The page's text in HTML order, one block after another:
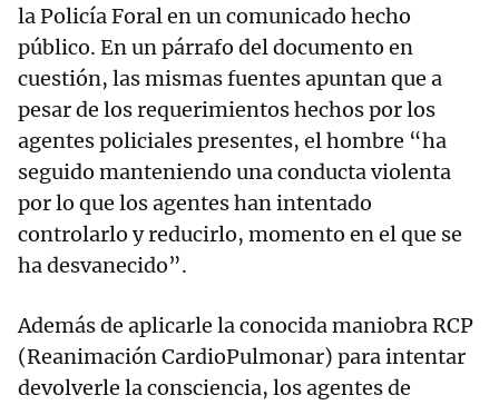
la Policía Foral en un comunicado hecho
público. En un párrafo del documento en
cuestión, las mismas fuentes apuntan que a
pesar de los requerimientos hechos por los
agentes policiales presentes, el hombre “ha
seguido manteniendo una conducta violenta
por lo que los agentes han intentado
controlarlo y reducirlo, momento en el que se
ha desvanecido”.
Además de aplicarle la conocida maniobra RCP
(Reanimación CardioPulmonar) para intentar
devolverle la consciencia, los agentes de